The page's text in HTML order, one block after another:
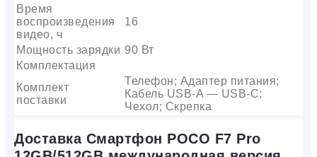
Время
воспроизведения
видео, ч
16
Мощность зарядки 90 Вт
Комплектация
Комплект
поставки
Телефон; Адаптер питания;
Кабель USB-A — USB-C;
Чехол; Скрепка
Доставка Смартфон POCO F7 Pro